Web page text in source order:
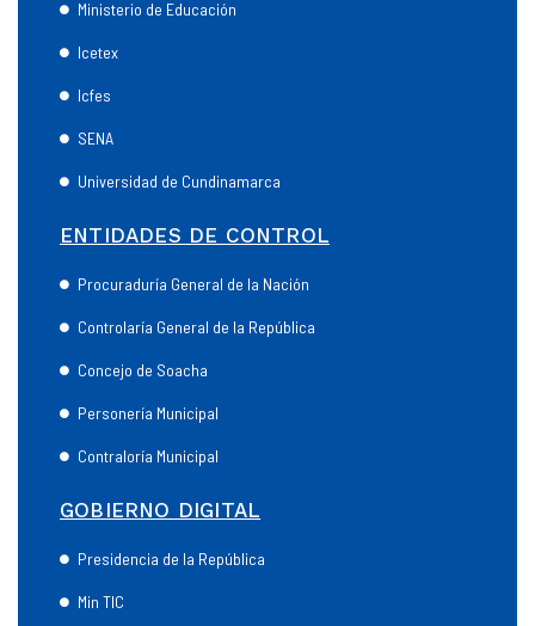
Ministerio de Educación
Icetex
Icfes
SENA
Universidad de Cundinamarca
ENTIDADES DE CONTROL
Procuraduría General de la Nación
Controlaría General de la República
Concejo de Soacha
Personería Municipal
Contraloría Municipal
GOBIERNO DIGITAL
Presidencia de la República
Min TIC